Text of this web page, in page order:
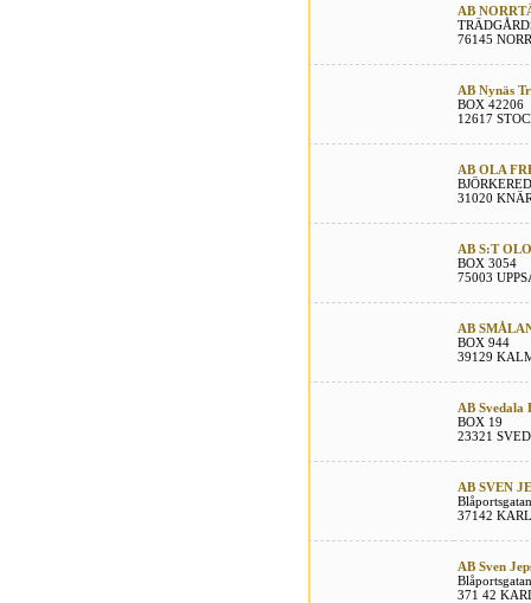
AB
76145
AB Nynäs
BOX 42206
12617
AB OLA
31020
AB S:T
BOX 3054
75003
AB
BOX 944
39129
AB Svedala
BOX 19
23321
AB SVEN
Blåportsgatan
37142
AB Sven
Blåportsgatan
371 42